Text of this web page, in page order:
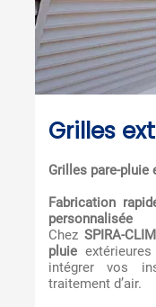
Grilles
Grilles pare-pluie
Fabrication
personnalisée
ChezSPIRA-CLIM
pluieextérieures
intégrer vos
traitement d’air.